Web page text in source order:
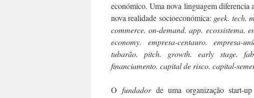
económico. Uma nova linguagem diferencia
nova realidade socioeconómica: geek. tech.
commerce. on-demand. app. ecossistema.
economy. empresa-centauro. empresa-
tubarão. pitch. growth. early stage.
financiamento. capital de risco. capital-
Ofundador de uma organização start-